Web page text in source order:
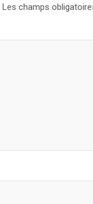
Les champs